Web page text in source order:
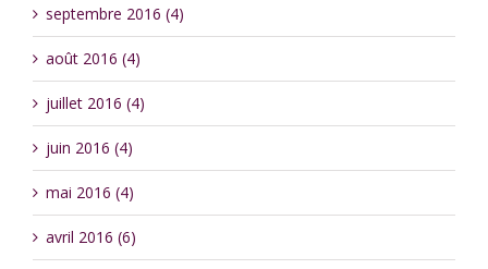
septembre 2016 (4)
août 2016 (4)
juillet 2016 (4)
juin 2016 (4)
mai 2016 (4)
avril 2016 (6)